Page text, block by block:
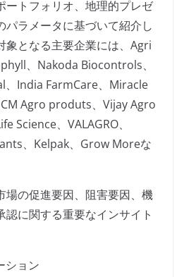
ートフォリオ、地理的プレゼ
パラメータに基づいて紹介し
象となる主要企業には、Agri
、Nakoda Biocontrols、
India FarmCare、Miracle
Agro produts、Vijay Agro
Science、VALAGRO、
、Kelpak、Grow Moreな
場の促進要因、阻害要因、機
に関する重要なインサイト
ション